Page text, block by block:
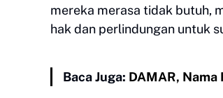
mereka merasa tidak butuh,
hak dan perlindungan untuk
Baca Juga: DAMAR, Nama